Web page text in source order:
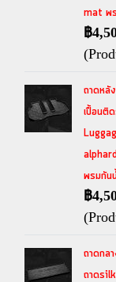
mat พ
฿
ถาดหลั
เปื้อนติ
พรมกัน
฿
ถาดกล
ถาด